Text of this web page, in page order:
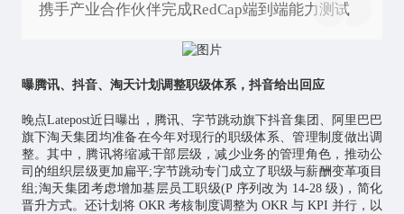
携手产业合作伙伴完成RedCap端到端能力测试
曝腾讯、抖音、淘天计划调整职级体系，抖音给出回应
晚点Latepost近日曝出，腾讯、字节跳动旗下抖音集团、阿里巴巴
旗下淘天集团均准备在今年对现行的职级体系、管理制度做出调
整。其中，腾讯将缩减干部层级，减少业务的管理角色，推动公
司的组织层级更加扁平;字节跳动专门成立了职级与薪酬变革项目
组;淘天集团考虑增加基层员工职级(P 序列改为 14-28 级)，简化
晋升方式。还计划将 OKR 考核制度调整为 OKR 与 KPI 并行，以